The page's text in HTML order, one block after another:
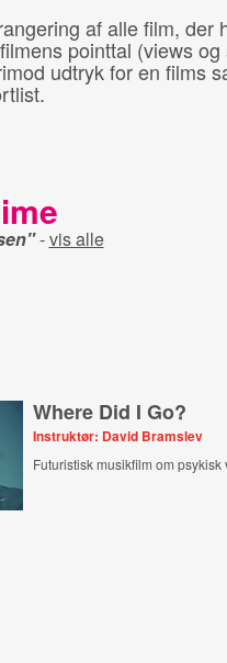
af alle film,
pointtal (views
udtryk for en films
-vis alle
Where Did I Go?
Instruktør: David Bramslev
Futuristisk musikfilm om psykisk